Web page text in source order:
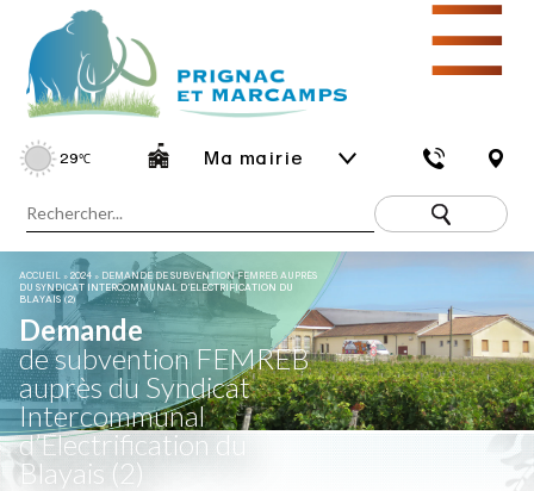
29℃ Ma mairie
☰
ACCUEIL »2024 » DEMANDE DE SUBVENTION FEMREB AUPRÈS
DU SYNDICAT INTERCOMMUNAL D’ELECTRIFICATION DU
BLAYAIS (2)
Demande
de subvention FEMREB
auprès du Syndicat
Intercommunal
d’Electrification du
Blayais (2)